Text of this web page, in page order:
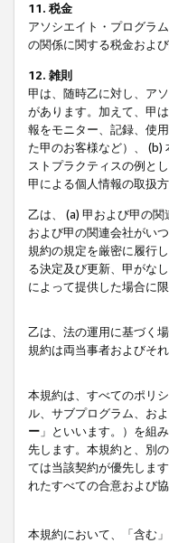
11. 税金
アソシエイト・プログラ
の関係に関する税金および
12. 雑則
甲は、随時乙に対し、ア
があります。加えて、甲
報をモニター、記録、使
た甲のお客様など）、 (b)
ストプラクティスの例と
甲による個人情報の取扱方
乙は、 (a) 甲および甲の
および甲の関連会社がい
規約の規定を厳密に履行
る決定及び更新、甲がな
によって提供した場合に
乙は、法の運用に基づく
規約は両当事者およびそ
本規約は、すべてのポリ
ル、サブプログラム、お
ー 」といいます。）を組
先します。本規約と、別
ては当該契約が優先しま
れたすべての合意および協
本規約において、「含む